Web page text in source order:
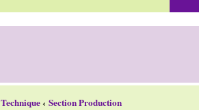
Technique‹ Section Production